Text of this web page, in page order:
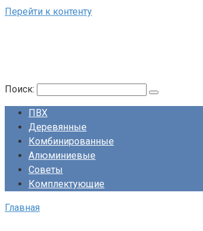
Перейти к контенту
Поиск:
ПВХ
Деревянные
Комбинированные
Алюминиевые
Советы
Комплектующие
Главная